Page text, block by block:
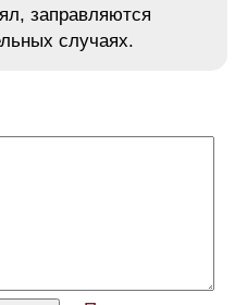
заправляются
случаях.